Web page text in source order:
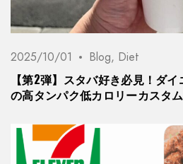
2025/10/01 Blog, Diet
【第2弾】スタバ好き必見！ダ
の高タンパク低カロリーカスタ